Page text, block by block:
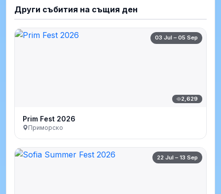
Други събития на същия ден
03 Jul – 05 Sep
2,629
Prim Fest 2026
Приморско
22 Jul – 13 Sep